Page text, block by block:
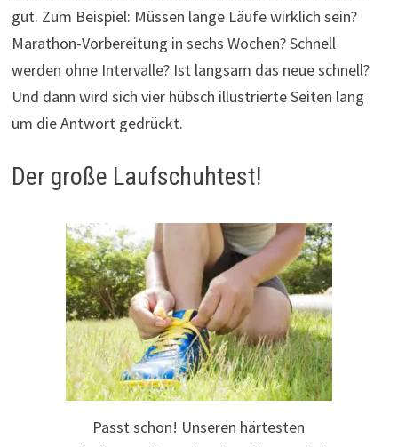
gut. Zum Beispiel: Müssen lange Läufe wirklich sein?
Marathon-Vorbereitung in sechs Wochen? Schnell
werden ohne Intervalle? Ist langsam das neue schnell?
Und dann wird sich vier hübsch illustrierte Seiten lang
um die Antwort gedrückt.
Der große Laufschuhtest!
Passt schon! Unseren härtesten